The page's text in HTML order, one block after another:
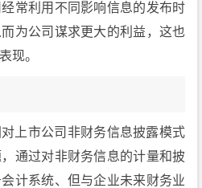
常利用不同影响信息的发布时
为公司谋求更大的利益，这也
现。
上市公司非财务信息披露模式
通过对非财务信息的计量和披
计系统、但与企业未来财务业